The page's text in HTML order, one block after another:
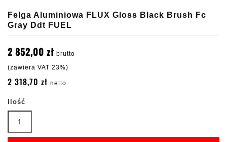
Felga Aluminiowa FLUX Gloss Black Brush Fc
Gray Ddt FUEL
2 852,00 zł brutto
(zawiera VAT 23%)
2 318,70 zł netto
Ilość